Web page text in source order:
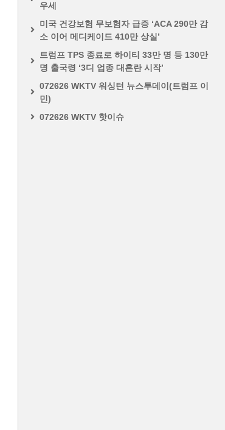
우세
미국 건강보험 무보험자 급증 ‘ACA 290만 감
소 이어 메디케이드 410만 상실’
트럼프 TPS 종료로 하이티 33만 명 등 130만
명 출국령 ‘3디 업종 대혼란 시작’
072626 WKTV 워싱턴 뉴스투데이(트럼프 이
민)
072626 WKTV 핫이슈